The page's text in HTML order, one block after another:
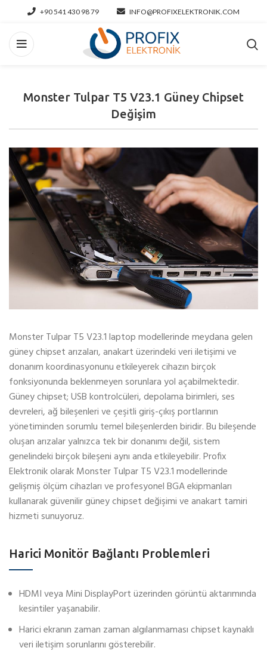
+90 541 430 98 79 INFO@PROFIXELEKTRONIK.COM
Monster Tulpar T5 V23.1 Güney Chipset
Değişim
Monster Tulpar T5 V23.1 laptop modellerinde meydana gelen
güney chipset arızaları, anakart üzerindeki veri iletişimi ve
donanım koordinasyonunu etkileyerek cihazın birçok
fonksiyonunda beklenmeyen sorunlara yol açabilmektedir.
Güney chipset; USB kontrolcüleri, depolama birimleri, ses
devreleri, ağ bileşenleri ve çeşitli giriş-çıkış portlarının
yönetiminden sorumlu temel bileşenlerden biridir. Bu bileşende
oluşan arızalar yalnızca tek bir donanımı değil, sistem
genelindeki birçok bileşeni aynı anda etkileyebilir. Profix
Elektronik olarak Monster Tulpar T5 V23.1 modellerinde
gelişmiş ölçüm cihazları ve profesyonel BGA ekipmanları
kullanarak güvenilir güney chipset değişimi ve anakart tamiri
hizmeti sunuyoruz.
Harici Monitör Bağlantı Problemleri
HDMI veya Mini DisplayPort üzerinden görüntü aktarımında
kesintiler yaşanabilir.
Harici ekranın zaman zaman algılanmaması chipset kaynaklı
veri iletişim sorunlarını gösterebilir.